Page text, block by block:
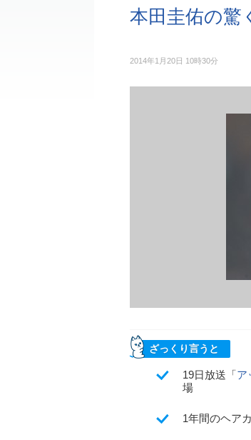
本田圭佑の驚
2014年1月20日 10時30分
ざっくり言うと
19日放送「ア
場
1年間のヘア